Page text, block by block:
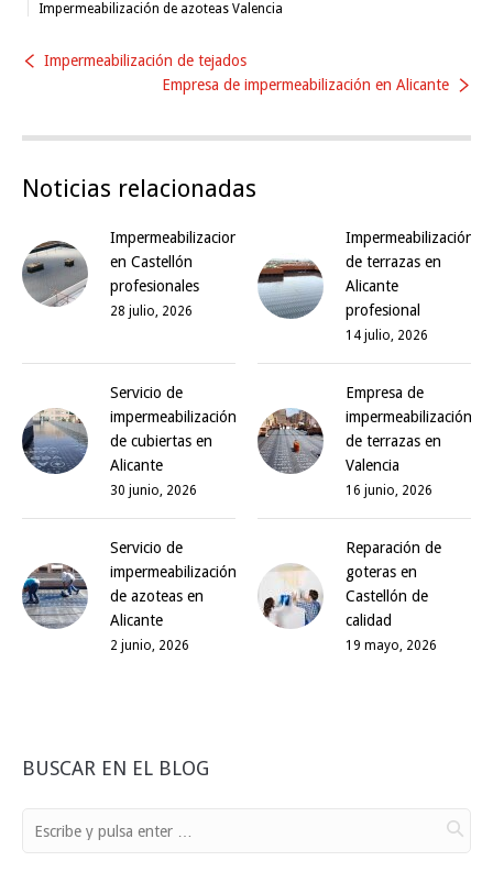
Impermeabilización de azoteas Valencia
Impermeabilización de tejados
Empresa de impermeabilización en Alicante
Noticias relacionadas
Impermeabilizaciones
en Castellón
profesionales
28 julio, 2026
Impermeabilización
de terrazas en
Alicante
profesional
14 julio, 2026
Servicio de
impermeabilización
de cubiertas en
Alicante
30 junio, 2026
Empresa de
impermeabilización
de terrazas en
Valencia
16 junio, 2026
Servicio de
impermeabilización
de azoteas en
Alicante
2 junio, 2026
Reparación de
goteras en
Castellón de
calidad
19 mayo, 2026
BUSCAR EN EL BLOG